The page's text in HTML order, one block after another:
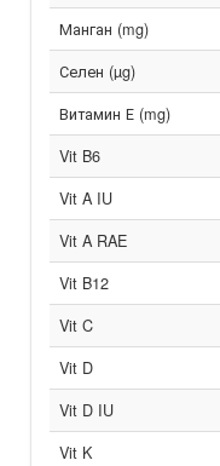
Манган (mg)
Селен (µg)
Витамин Е (mg)
Vit B6
Vit A IU
Vit A RAE
Vit B12
Vit C
Vit D
Vit D IU
Vit K